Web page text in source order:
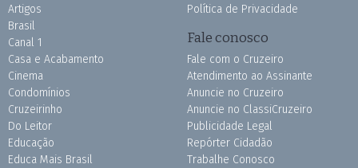
Artigos
Brasil
Canal 1
Casa e Acabamento
Cinema
Condomínios
Cruzeirinho
Do Leitor
Educação
Educa Mais Brasil
Política de Privacidade
Fale conosco
Fale com o Cruzeiro
Atendimento ao Assinante
Anuncie no Cruzeiro
Anuncie no ClassiCruzeiro
Publicidade Legal
Repórter Cidadão
Trabalhe Conosco